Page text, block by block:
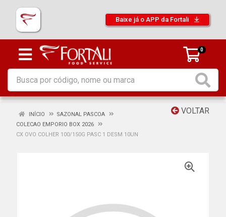
Baixe já o APP da Fortali
0
VOLTAR
INÍCIO
SAZONAL PASCOA
COLECAO EMPORIO BOX 2026
CX OVO COLHER 100/150G PASC 1 DESM 10UN